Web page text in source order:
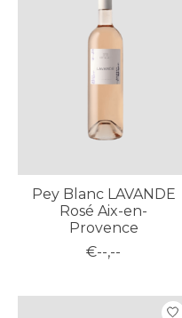
Pey Blanc LAVANDE
Rosé Aix-en-
Provence
€--,--